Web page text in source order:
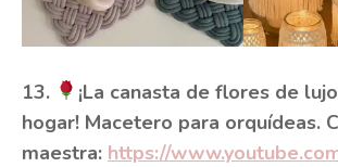
13.
¡La canasta de flores de
hogar! Macetero para orquídeas.
maestra: https://